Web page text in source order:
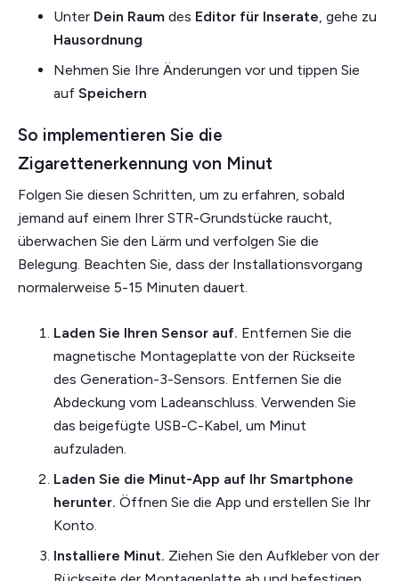
Unter Dein Raum des Editor für Inserate , gehe zu
Hausordnung
Nehmen Sie Ihre Änderungen vor und tippen Sie
auf Speichern
So implementieren Sie die
Zigarettenerkennung von Minut
Folgen Sie diesen Schritten, um zu erfahren, sobald
jemand auf einem Ihrer STR-Grundstücke raucht,
überwachen Sie den Lärm und verfolgen Sie die
Belegung. Beachten Sie, dass der Installationsvorgang
normalerweise 5-15 Minuten dauert.
Laden Sie Ihren Sensor auf. Entfernen Sie die
magnetische Montageplatte von der Rückseite
des Generation-3-Sensors. Entfernen Sie die
Abdeckung vom Ladeanschluss. Verwenden Sie
das beigefügte USB-C-Kabel, um Minut
aufzuladen.
Laden Sie die Minut-App auf Ihr Smartphone
herunter. Öffnen Sie die App und erstellen Sie Ihr
Konto.
Installiere Minut. Ziehen Sie den Aufkleber von der